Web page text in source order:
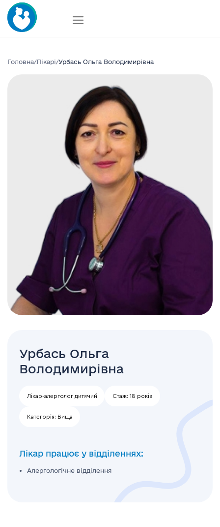
Skip
to
content
Головна/Лікарі/Урбась Ольга Володимирівна
Урбась Ольга
Володимирівна
Лікар-алерголог дитячий Стаж: 18 років
Категорія: Вища
Лікар працює у відділеннях:
Алергологічне відділення